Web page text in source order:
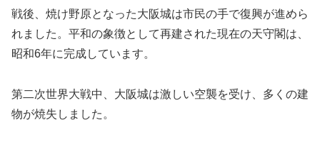
戦後、焼け野原となった大阪城は市民の手で復興が進めら
れました。平和の象徴として再建された現在の天守閣は、
昭和6年に完成しています。
第二次世界大戦中、大阪城は激しい空襲を受け、多くの建
物が焼失しました。